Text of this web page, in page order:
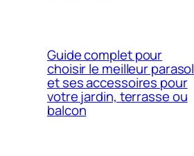
Guide complet pour
choisir le meilleur parasol
et ses accessoires pour
votre jardin, terrasse ou
balcon